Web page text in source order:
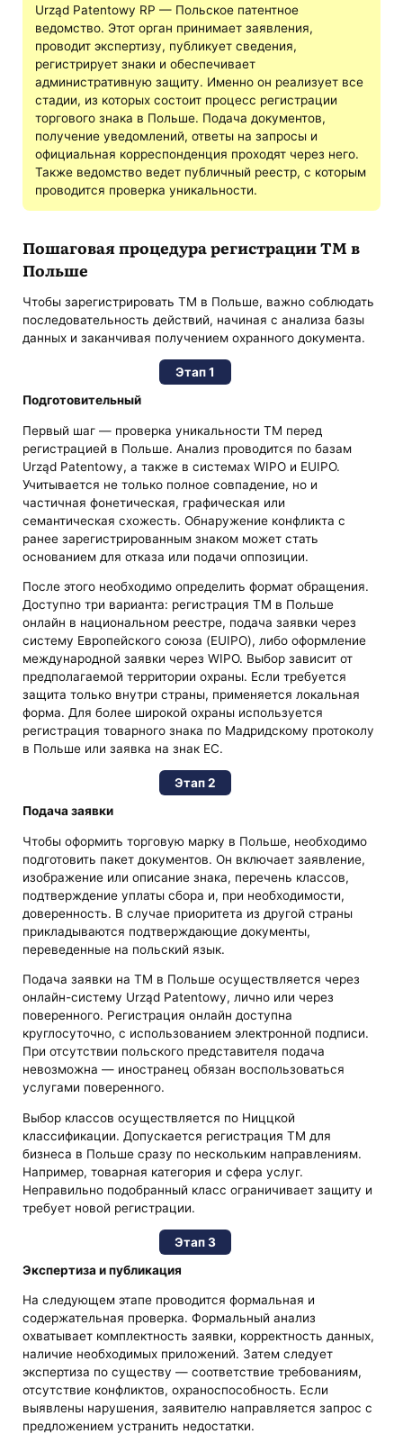
Urząd Patentowy RP — Польское патентное
ведомство. Этот орган принимает заявления,
проводит экспертизу, публикует сведения,
регистрирует знаки и обеспечивает
административную защиту. Именно он реализует все
стадии, из которых состоит процесс регистрации
торгового знака в Польше. Подача документов,
получение уведомлений, ответы на запросы и
официальная корреспонденция проходят через него.
Также ведомство ведет публичный реестр, с которым
проводится проверка уникальности.
Пошаговая процедура регистрации ТМ в
Польше
Чтобы зарегистрировать ТМ в Польше, важно соблюдать
последовательность действий, начиная с анализа базы
данных и заканчивая получением охранного документа.
Этап 1
Подготовительный
Первый шаг — проверка уникальности ТМ перед
регистрацией в Польше. Анализ проводится по базам
Urząd Patentowy, а также в системах WIPO и EUIPO.
Учитывается не только полное совпадение, но и
частичная фонетическая, графическая или
семантическая схожесть. Обнаружение конфликта с
ранее зарегистрированным знаком может стать
основанием для отказа или подачи оппозиции.
После этого необходимо определить формат обращения.
Доступно три варианта: регистрация ТМ в Польше
онлайн в национальном реестре, подача заявки через
систему Европейского союза (EUIPO), либо оформление
международной заявки через WIPO. Выбор зависит от
предполагаемой территории охраны. Если требуется
защита только внутри страны, применяется локальная
форма. Для более широкой охраны используется
регистрация товарного знака по Мадридскому протоколу
в Польше или заявка на знак ЕС.
Этап 2
Подача заявки
Чтобы оформить торговую марку в Польше, необходимо
подготовить пакет документов. Он включает заявление,
изображение или описание знака, перечень классов,
подтверждение уплаты сбора и, при необходимости,
доверенность. В случае приоритета из другой страны
прикладываются подтверждающие документы,
переведенные на польский язык.
Подача заявки на ТМ в Польше осуществляется через
онлайн-систему Urząd Patentowy, лично или через
поверенного. Регистрация онлайн доступна
круглосуточно, с использованием электронной подписи.
При отсутствии польского представителя подача
невозможна — иностранец обязан воспользоваться
услугами поверенного.
Выбор классов осуществляется по Ниццкой
классификации. Допускается регистрация ТМ для
бизнеса в Польше сразу по нескольким направлениям.
Например, товарная категория и сфера услуг.
Неправильно подобранный класс ограничивает защиту и
требует новой регистрации.
Этап 3
Экспертиза и публикация
На следующем этапе проводится формальная и
содержательная проверка. Формальный анализ
охватывает комплектность заявки, корректность данных,
наличие необходимых приложений. Затем следует
экспертиза по существу — соответствие требованиям,
отсутствие конфликтов, охраноспособность. Если
выявлены нарушения, заявителю направляется запрос с
предложением устранить недостатки.